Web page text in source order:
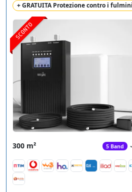
SCONTO
+ GRATUITA Protezione contro i fulmini
300 m² 5 Band